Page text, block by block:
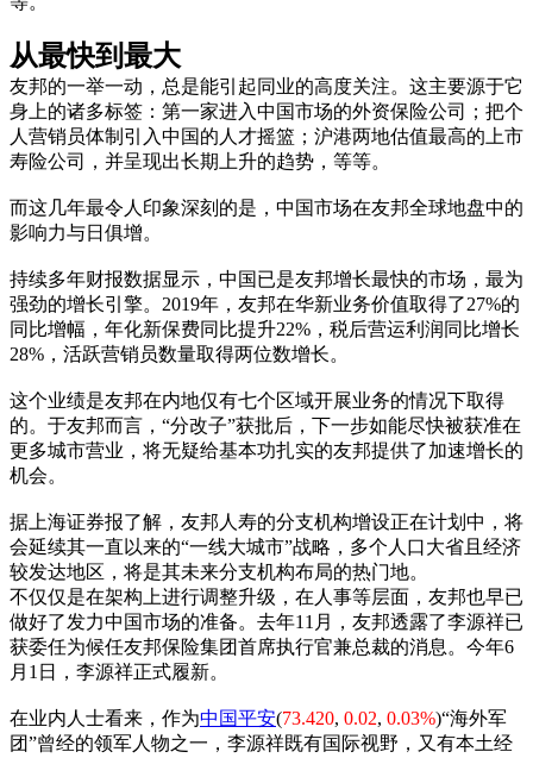
从最快到最大
友邦的一举一动，总是能引起同业的高度关注。这主要源于它
身上的诸多标签：第一家进入中国市场的外资保险公司；把个
人营销员体制引入中国的人才摇篮；沪港两地估值最高的上市
寿险公司，并呈现出长期上升的趋势，等等。
而这几年最令人印象深刻的是，中国市场在友邦全球地盘中的
影响力与日俱增。
持续多年财报数据显示，中国已是友邦增长最快的市场，最为
强劲的增长引擎。2019年，友邦在华新业务价值取得了27%的
同比增幅，年化新保费同比提升22%，税后营运利润同比增长
28%，活跃营销员数量取得两位数增长。
这个业绩是友邦在内地仅有七个区域开展业务的情况下取得
的。于友邦而言，“分改子”获批后，下一步如能尽快被获准在
更多城市营业，将无疑给基本功扎实的友邦提供了加速增长的
机会。
据上海证券报了解，友邦人寿的分支机构增设正在计划中，将
会延续其一直以来的“一线大城市”战略，多个人口大省且经济
较发达地区，将是其未来分支机构布局的热门地。
不仅仅是在架构上进行调整升级，在人事等层面，友邦也早已
做好了发力中国市场的准备。去年11月，友邦透露了李源祥已
获委任为候任友邦保险集团首席执行官兼总裁的消息。今年6
月1日，李源祥正式履新。
在业内人士看来，作为中国平安(73.420, 0.02, 0.03%)“海外军
团”曾经的领军人物之一，李源祥既有国际视野，又有本土经